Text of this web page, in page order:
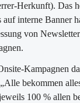
Herkunft). Das
interne Banner
von
Kampagnen
bekommen
100 % allen